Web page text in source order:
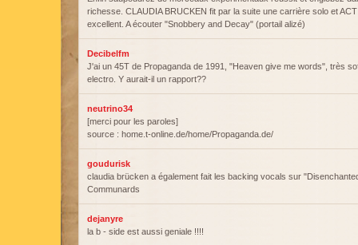
richesse. CLAUDIA BRUCKEN fit par la suite une carrière solo et
excellent. A écouter "Snobbery and Decay" (portail alizé)
Decibelfm
J'ai un 45T de Propaganda de 1991, "Heaven give me words", très
electro. Y aurait-il un rapport??
neutrino34
[merci pour les paroles]
source : home.t-online.de/home/Propaganda.de/
goudurisk
claudia brücken a également fait les backing vocals sur
Communards
dejanyre
la b - side est aussi geniale !!!!